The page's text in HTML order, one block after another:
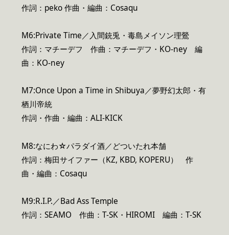
作詞：peko 作曲・編曲：Cosaqu
M6:Private Time／入間銃兎・毒島メイソン理鶯
作詞：マチーデフ 作曲：マチーデフ・KO-ney 編
曲：KO-ney
M7:Once Upon a Time in Shibuya／夢野幻太郎・有
栖川帝統
作詞・作曲・編曲：ALI-KICK
M8:なにわ☆パラダイ酒／どついたれ本舗
作詞：梅田サイファー（KZ, KBD, KOPERU） 作
曲・編曲：Cosaqu
M9:R.I.P.／Bad Ass Temple
作詞：SEAMO 作曲：T-SK・HIROMI 編曲：T-SK